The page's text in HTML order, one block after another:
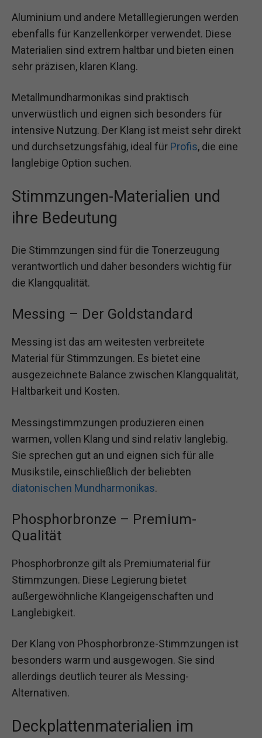
Aluminium und andere Metalllegierungen werden
ebenfalls für Kanzellenkörper verwendet. Diese
Materialien sind extrem haltbar und bieten einen
sehr präzisen, klaren Klang.
Metallmundharmonikas sind praktisch
unverwüstlich und eignen sich besonders für
intensive Nutzung. Der Klang ist meist sehr direkt
und durchsetzungsfähig, ideal für Profis, die eine
langlebige Option suchen.
Stimmzungen-Materialien und
ihre Bedeutung
Die Stimmzungen sind für die Tonerzeugung
verantwortlich und daher besonders wichtig für
die Klangqualität.
Messing – Der Goldstandard
Messing ist das am weitesten verbreitete
Material für Stimmzungen. Es bietet eine
ausgezeichnete Balance zwischen Klangqualität,
Haltbarkeit und Kosten.
Messingstimmzungen produzieren einen
warmen, vollen Klang und sind relativ langlebig.
Sie sprechen gut an und eignen sich für alle
Musikstile, einschließlich der beliebten
diatonischen Mundharmonikas.
Phosphorbronze – Premium-
Qualität
Phosphorbronze gilt als Premiumaterial für
Stimmzungen. Diese Legierung bietet
außergewöhnliche Klangeigenschaften und
Langlebigkeit.
Der Klang von Phosphorbronze-Stimmzungen ist
besonders warm und ausgewogen. Sie sind
allerdings deutlich teurer als Messing-
Alternativen.
Deckplattenmaterialien im